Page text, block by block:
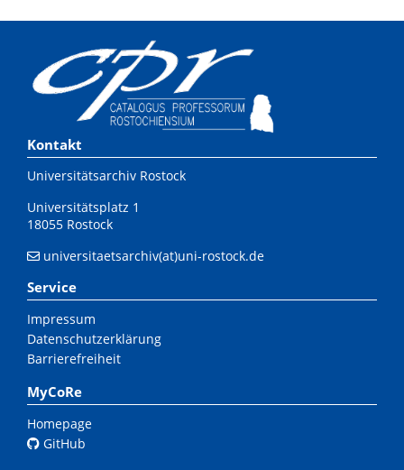
Kontakt
Universitätsarchiv Rostock
Universitätsplatz 1
18055 Rostock
universitaetsarchiv(at)uni-rostock.de
Service
Impressum
Datenschutzerklärung
Barrierefreiheit
MyCoRe
Homepage
GitHub